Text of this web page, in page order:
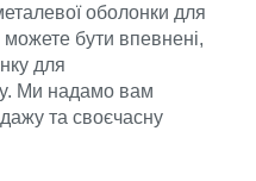
оболонки для
можете бути впевнені,
для
Ми надамо вам
та своєчасну